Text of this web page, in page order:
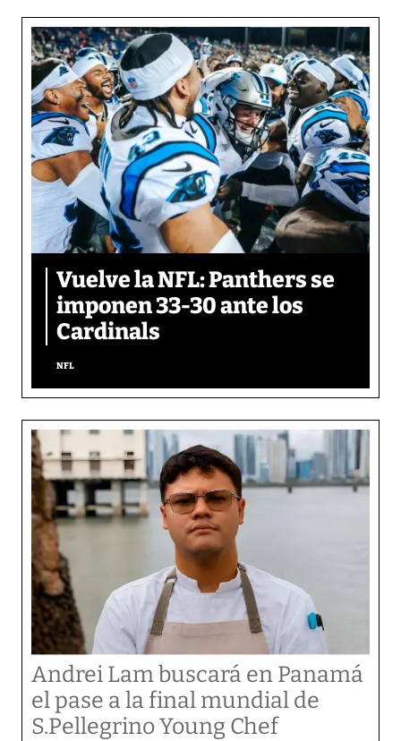
Vuelve la NFL: Panthers se
imponen 33-30 ante los
Cardinals
NFL
Andrei Lam buscará en Panamá
el pase a la final mundial de
S.Pellegrino Young Chef